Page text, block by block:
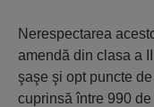
Nerespectarea
amendă din clasa a
şaşe şi opt puncte
cuprinsă între 990